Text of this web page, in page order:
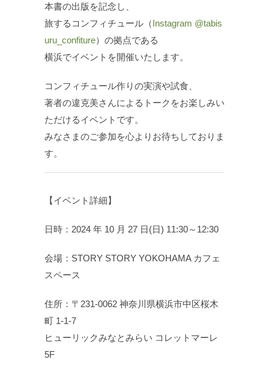
本書の出版を記念し、
旅するコンフィチュール（Instagram @tabis
uru_confiture）の拠点である
横浜でイベントを開催いたします。
コンフィチュール作りの実演や試食、
著者の違克美さんによるトークをお楽しみい
ただけるイベントです。
みなさまのご参加を心よりお待ちしておりま
す。
【イベント詳細】
日時：2024 年 10 月 27 日(日) 11:30～12:30
会場：STORY STORY YOKOHAMA カフェ
スペース
住所：〒231-0062 神奈川県横浜市中区桜木
町 1-1-7
ヒューリックみなとみらい コレットマーレ
5F